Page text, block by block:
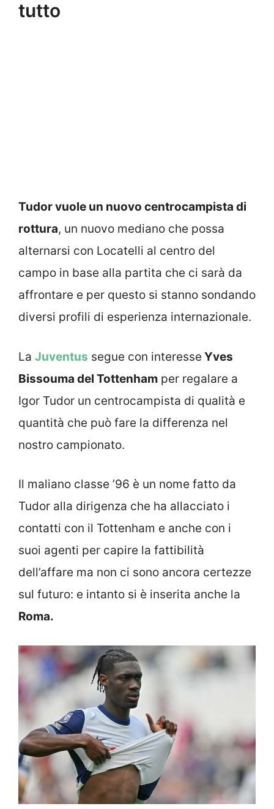
tutto
Tudor vuole un nuovo centrocampista di
rottura, un nuovo mediano che possa
alternarsi con Locatelli al centro del
campo in base alla partita che ci sarà da
affrontare e per questo si stanno sondando
diversi profili di esperienza internazionale.
La Juventus segue con interesse Yves
Bissouma del Tottenham per regalare a
Igor Tudor un centrocampista di qualità e
quantità che può fare la differenza nel
nostro campionato.
Il maliano classe ’96 è un nome fatto da
Tudor alla dirigenza che ha allacciato i
contatti con il Tottenham e anche con i
suoi agenti per capire la fattibilità
dell’affare ma non ci sono ancora certezze
sul futuro: e intanto si è inserita anche la
Roma.